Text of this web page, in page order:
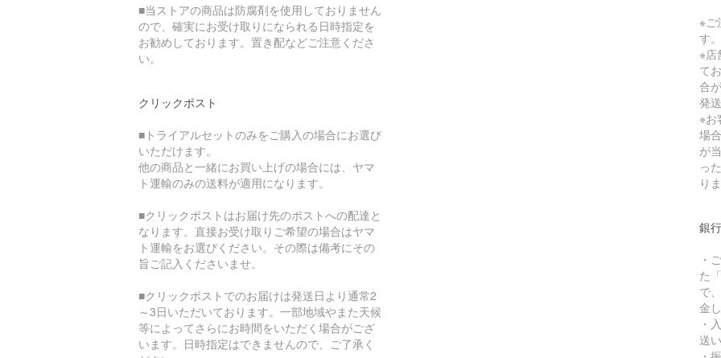
■当ストアの商品は防腐剤を使用しておりません
ので、確実にお受け取りになられる日時指定を
お勧めしております。置き配などご注意くださ
い。
クリックポスト
■トライアルセットのみをご購入の場合にお選び
いただけます。
他の商品と一緒にお買い上げの場合には、ヤマ
ト運輸のみの送料が適用になります。
■クリックポストはお届け先のポストへの配達と
なります。直接お受け取りご希望の場合はヤマ
ト運輸をお選びください。その際は備考にその
旨ご記入くださいませ。
■クリックポストでのお届けは発送日より通常2
～3日いただいております。一部地域やまた天候
等によってさらにお時間をいただく場合がござ
います。日時指定はできませんので、ご了承く
※ご
す。
※店
て
合
発
※お
場
が
っ
り
銀
・
た
で
金
・
送